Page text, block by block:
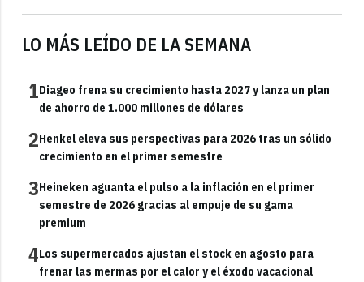
LO MÁS LEÍDO DE LA SEMANA
1Diageo frena su crecimiento hasta 2027 y lanza un plan
de ahorro de 1.000 millones de dólares
2Henkel eleva sus perspectivas para 2026 tras un sólido
crecimiento en el primer semestre
3Heineken aguanta el pulso a la inflación en el primer
semestre de 2026 gracias al empuje de su gama
premium
4Los supermercados ajustan el stock en agosto para
frenar las mermas por el calor y el éxodo vacacional